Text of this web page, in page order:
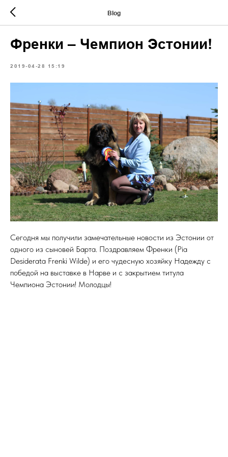
Blog
Френки – Чемпион Эстонии!
2019-04-28 15:19
Сегодня мы получили замечательные новости из Эстонии от
одного из сыновей Барта. Поздравляем Френки (Pia
Desiderata Frenki Wilde) и его чудесную хозяйку Надежду с
победой на выставке в Нарве и с закрытием титула
Чемпиона Эстонии! Молодцы!